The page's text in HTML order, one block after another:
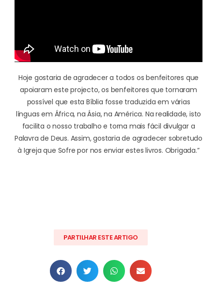
Hoje gostaria de agradecer a todos os benfeitores que
apoiaram este projecto, os benfeitores que tornaram
possível que esta Bíblia fosse traduzida em várias
línguas em África, na Ásia, na América. Na realidade, isto
facilita o nosso trabalho e torna mais fácil divulgar a
Palavra de Deus. Assim, gostaria de agradecer sobretudo
à Igreja que Sofre por nos enviar estes livros. Obrigada.”
PARTILHAR ESTE ARTIGO